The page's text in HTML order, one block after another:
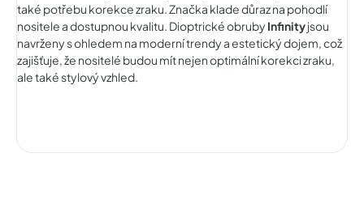
také potřebu korekce zraku. Značka klade důraz na pohodlí
nositele a dostupnou kvalitu. Dioptrické obrubyInfinityjsou
navrženy s ohledem na moderní trendy a estetický dojem, což
zajišťuje, že nositelé budou mít nejen optimální korekci zraku,
ale také stylový vzhled.